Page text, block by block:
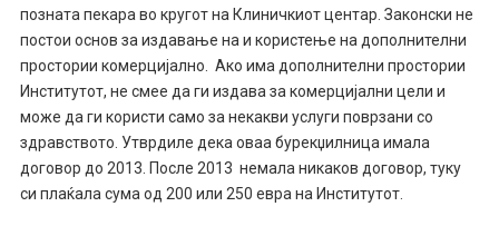
позната пекара во кругот на Клиничкиот центар. Законски не
постои основ за издавање на и користење на дополнителни
простории комерцијално. Ако има дополнителни простории
Институтот, не смее да ги издава за комерцијални цели и
може да ги користи само за некакви услуги поврзани со
здравството. Утврдиле дека оваа бурекџилница имала
договор до 2013. После 2013 немала никаков договор, туку
си плаќала сума од 200 или 250 евра на Институтот.